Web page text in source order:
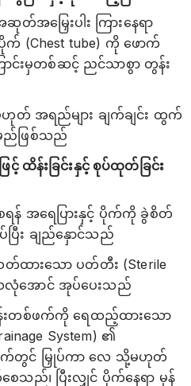
တ်အမြှေးပါး ကြားနေရာ
(Chest tube) ကို ဖောက်
ာင်းမှတစ်ဆင့် ညင်သာစွာ တွန်း
အရည်များ ချက်ချင်း ထွက်
ဖြစ်သည်
ထိန်းခြင်းနှင့် စုပ်ထုတ်ခြင်း
အရေပြားနှင့် ပိုက်ကို ခွဲစိတ်
ပြီး ချည်နှောင်သည်
ထားသော ပတ်တီး (Sterile
ေလုံအောင် အုပ်ပေးသည်
းတစ်ဖက်ကို ရေထည့်ထားသော
System) ၏
ာက်တွင် မြှုပ်ကာ လေ သို့မဟုတ်
သည်၊ ပြီးလျှင် ပိုက်နေရာ မှန်